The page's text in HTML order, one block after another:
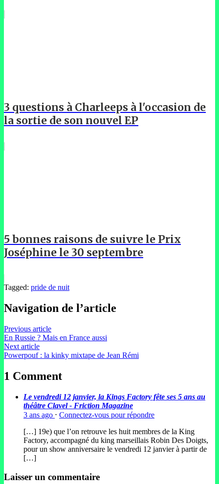
3 questions à Charleeps à l'occasion de
la sortie de son nouvel EP
5 bonnes raisons de suivre le Prix
Joséphine le 30 septembre
Tagged: pride de nuit
Navigation de l’article
Previous article
En Russie ? Mais en France aussi
Next article
Powerpouf : la kinky mixtape de Jean Rémi
1 Comment
Le vendredi 12 janvier, la Kings Factory fête ses 5 ans au
théâtre Clavel - Friction Magazine
3 ans ago ⋅ Connectez-vous pour répondre
[…] 19e) que l’on retrouve les huit membres de la King
Factory, accompagné du king marseillais Robin Des Doigts,
pour un show anniversaire le vendredi 12 janvier à partir de
[…]
Laisser un commentaire